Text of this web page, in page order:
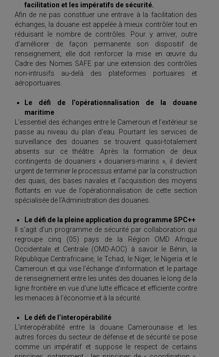
facilitation et les impératifs de sécurité.
Afin de ne pas constituer une entrave à la facilitation des
échanges, la douane est appelée à mieux contrôler tout en
réduisant le nombre de contrôles. Pour y arriver, outre
d’améliorer de façon permanente son dispositif de
renseignement, elle doit renforcer la mise en œuvre du
Cadre des Nomes SAFE par une extension des contrôles
non-intrusifs au-delà des plateformes portuaires et
aéroportuaires.
Le défi de l’opérationnalisation de la douane
maritime
L’essentiel des échanges entre le Cameroun et l’extérieur se
passe au niveau du plan d’eau. Pourtant les services de
surveillance des douanes se trouvent quasi-totalement
absents sur ce théâtre. Après la formation de deux
contingents de douaniers « douaniers-marins », il devient
urgent de terminer le processus entamé par la construction
des quais, des bases navales et l’acquisition des moyens
flottants en vue de l’opérationnalisation de cette section
spécialisée de l’Administration des douanes.
Le défi de la pleine application du programme SPC++
Il s’agit d’un programme de sécurité par collaboration qui
regroupe cinq (05) pays de la Région OMD Afrique
Occidentale et Centrale (OMD-AOC) à savoir le Bénin, la
République Centrafricaine, le Tchad, le Niger, le Nigeria et le
Cameroun et qui vise l’échange d’information et le partage
de renseignement entre les unités des douanes le long de la
ligne frontière en vue d’une lutte efficace et efficiente contre
les menaces à l’économie et à la sécurité.
Le défi de l’interopérabilité
L’interopérabilité entre la douane Camerounaise et les
autres forces du secteur de défense et de sécurité se pose
comme un impératif et suppose le respect de certains